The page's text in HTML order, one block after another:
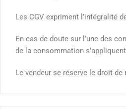
Les CGV expriment l’intégralité
En cas de doute sur l’une des
de la consommation
Le vendeur se réserve le droit